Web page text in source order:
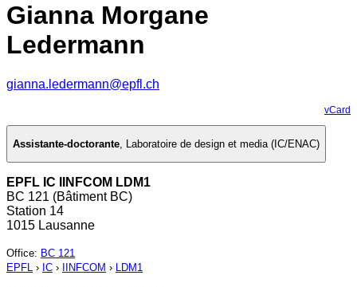
Gianna Morgane
Ledermann
gianna.ledermann@epfl.ch
vCard
Assistante-doctorante, Laboratoire de design et media (IC/ENAC)
EPFL IC IINFCOM LDM1
BC 121 (Bâtiment BC)
Station 14
1015 Lausanne
Office: BC 121
EPFL › IC › IINFCOM › LDM1